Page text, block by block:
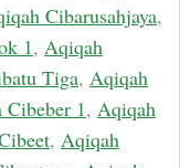
Cibarusahjaya,
1, Aqiqah
Tiga, Aqiqah
1, Aqiqah
, Aqiqah